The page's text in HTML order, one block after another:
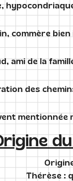
commère
ami de la
des
mentionnée
Thérèse :